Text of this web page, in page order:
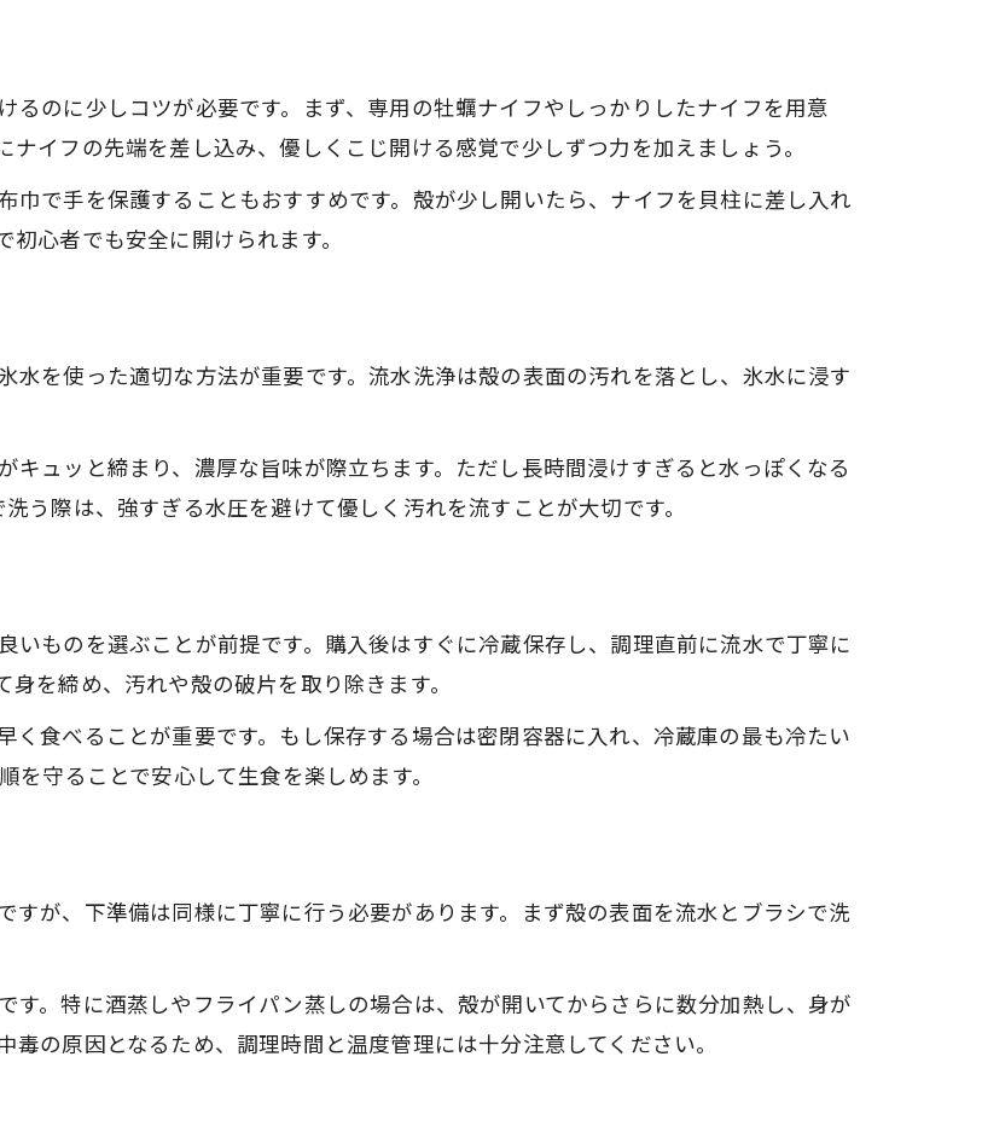
のに少しコツが必要です。まず、専用の牡蠣ナイフやしっかりしたナイフを用意
イフの先端を差し込み、優しくこじ開ける感覚で少しずつ力を加えましょう。
で手を保護することもおすすめです。殻が少し開いたら、ナイフを貝柱に差し入れ
心者でも安全に開けられます。
を使った適切な方法が重要です。流水洗浄は殻の表面の汚れを落とし、氷水に浸す
ュッと締まり、濃厚な旨味が際立ちます。ただし長時間浸けすぎると水っぽくなる
う際は、強すぎる水圧を避けて優しく汚れを流すことが大切です。
ものを選ぶことが前提です。購入後はすぐに冷蔵保存し、調理直前に流水で丁寧に
を締め、汚れや殻の破片を取り除きます。
く食べることが重要です。もし保存する場合は密閉容器に入れ、冷蔵庫の最も冷たい
守ることで安心して生食を楽しめます。
が、下準備は同様に丁寧に行う必要があります。まず殻の表面を流水とブラシで洗
。特に酒蒸しやフライパン蒸しの場合は、殻が開いてからさらに数分加熱し、身が
の原因となるため、調理時間と温度管理には十分注意してください。